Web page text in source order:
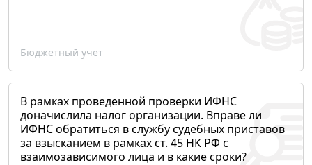
Бюджетный учет
В рамках проведенной проверки ИФНС
доначислила налог организации. Вправе ли
ИФНС обратиться в службу судебных приставов
за взысканием в рамках ст. 45 НК РФ с
взаимозависимого лица и в какие сроки?